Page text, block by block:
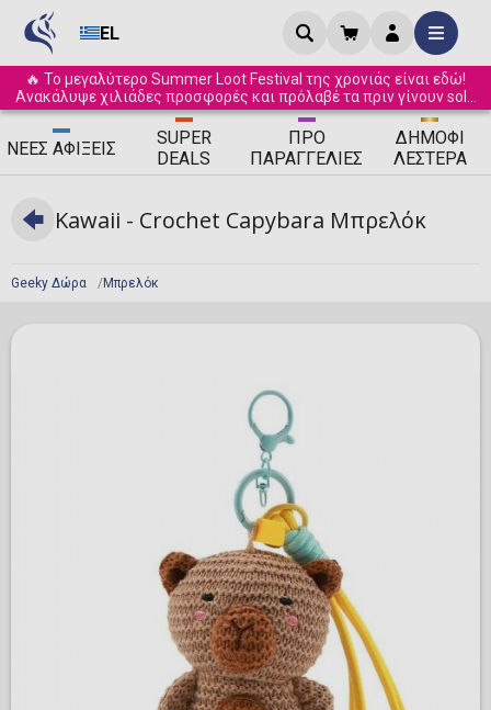
EL
🔥 Το μεγαλύτερο Summer Loot Festival της χρονιάς είναι εδώ!
Ανακάλυψε χιλιάδες προσφορές και πρόλαβέ τα πριν γίνουν sold
out! ☀️
ΝΈΕΣ ΑΦΊΞΕΙΣ
SUPER
DEALS
ΠΡΟ
ΠΑΡΑΓΓΕΛΊΕΣ
ΔΗΜΟΦΙ
ΛΈΣΤΕΡΑ
Geeky Δώρα Μπρελόκ
Kawaii - Crochet Capybara Μπρελόκ